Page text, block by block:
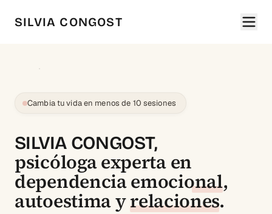
SILVIA CONGOST
Cambia tu vida en menos de 10 sesiones
SILVIA CONGOST,
psicóloga experta en
dependencia emocional,
autoestimayrelaciones.